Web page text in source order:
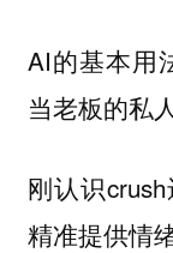
AI的基本用
当老板的私
刚认识
精准提供情